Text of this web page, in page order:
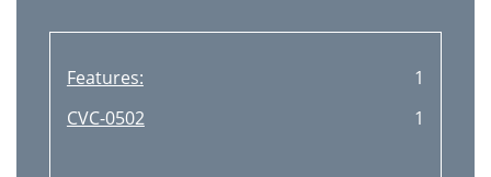
Features:
1
CVC-0502
1